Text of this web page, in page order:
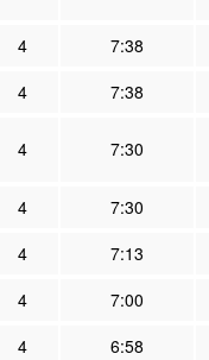
4
7:38
4
7:38
4 7:30
4
7:30
4
7:13
4
7:00
4
6:58